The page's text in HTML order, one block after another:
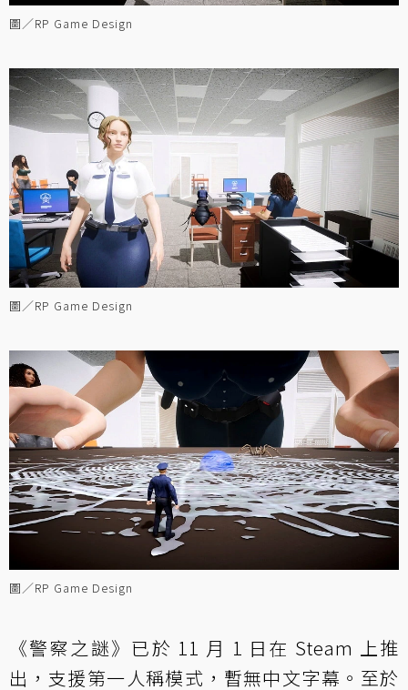
圖／RP Game Design
圖／RP Game Design
圖／RP Game Design
《警察之謎》已於 11 月 1 日在 Steam 上推
出，支援第一人稱模式，暫無中文字幕。至於